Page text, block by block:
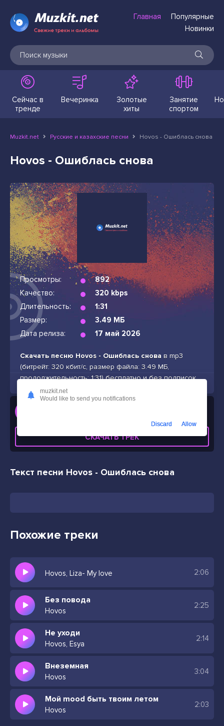
Главная
Популярные
Новинки
Сейчас в
тренде
Вечеринка
Золотые
хиты
Занятие
спортом
Muzkit.net Русские и казахские песни Hovos - Ошиблась снова
Hovos - Ошиблась снова
Просмотры:
892
Качество:
320 kbps
Длительность:
1:31
Размер:
3.49 МБ
Дата релиза:
17 май 2026
Скачать песню Hovos - Ошиблась снова в mp3
(битрейт: 320 кбит/с, размер файла: 3.49 МБ,
продолжительность: 1:31) бесплатно и без подписок
СКАЧАТЬ ТРЕК
Текст песни Hovos - Ошиблась снова
Похожие треки
Hovos, Liza- My love 2:06
Без повода
Hovos
2:25
Не уходи
Hovos, Esya
2:14
Внеземная
Hovos
3:04
Мой mood быть твоим летом
Hovos
2:03
muzkit.net
Would like to send you notifications
Discard Allow